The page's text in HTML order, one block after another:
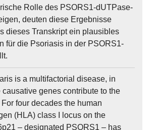
Rolle des PSORS1-dUTPase-
deuten diese Ergebnisse
dieses Transkript ein plausibles
für die Psoriasis in der PSORS1-
is a multifactorial disease, in
genes contribute to the
four decades the human
(HLA) class I locus on the
– designated PSORS1 – has